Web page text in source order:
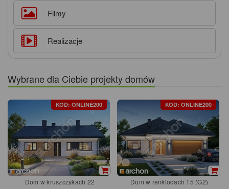
Filmy
Realizacje
Wybrane dla Ciebie projekty domów
KOD: ONLINE200
Dom w kruszczykach 22
KOD: ONLINE200
Dom w renklodach 15 (G2)